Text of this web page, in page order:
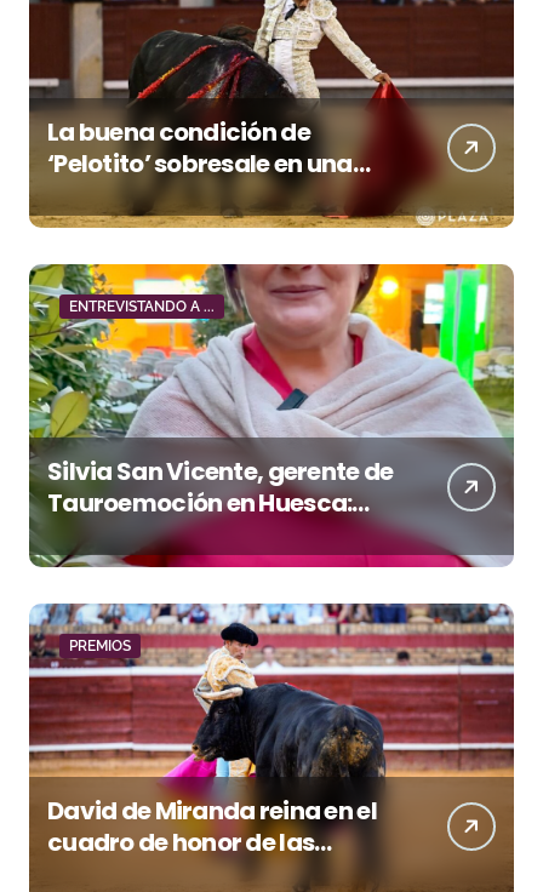
La buena condición de
‘Pelotito’ sobresale en una
noche gris en Las Ventas
ENTREVISTANDO A ...
Silvia San Vicente, gerente de
Tauroemoción en Huesca:
«Todas las figuras del toreo
quieren venir a esta feria»
PREMIOS
David de Miranda reina en el
cuadro de honor de las
Colombinas 2026